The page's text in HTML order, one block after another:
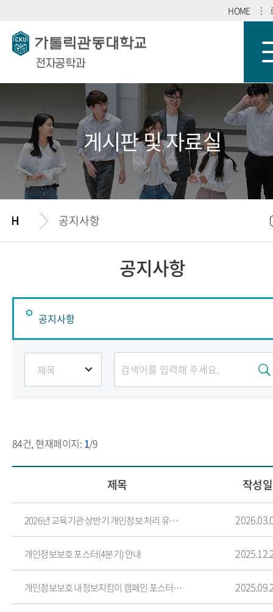
HOME
전자공학과
게시판 및 자료실
공지사항
공지사항
공지사항
공지사항
학생회
학과진로가이드영상
84건, 현재페이지: 1/9
제목 작성일
2026년 교육기관 상반기 개인정보 처리 유의사항 및 1분기 홍보 포스터 안내
개인정보보호 포스터(4분기) 안내
개인정보보호 내정보지킴이 캠페인 포스터 안내